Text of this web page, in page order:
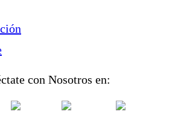
con Nosotros en: